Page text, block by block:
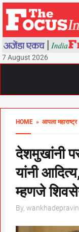
7 August 2026
HOME » आपला महाराष्ट्र
देशमुखांनी
यांनी
म्हणजे
By, wankhadepravin